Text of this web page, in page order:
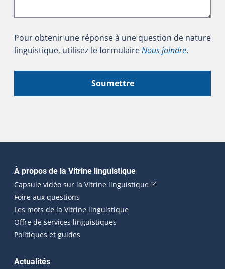
Pour obtenir une réponse à une question de nature
linguistique, utilisez le formulaireNous joindre.
Soumettre
Navigation principale
À propos de la Vitrine linguistique
Capsule vidéo sur la Vitrine linguistique(Cet hyperlien
Foire aux questions
Les mots de la Vitrine linguistique
Offre de services linguistiques
Politiques et guides
Actualités